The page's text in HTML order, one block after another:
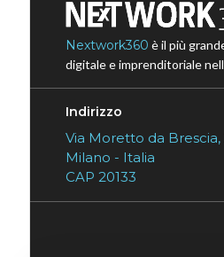
Nextwork360 è il più
digitale e imprenditoriale
Indirizzo
Via Moretto da Brescia,
Milano - Italia
CAP 20133